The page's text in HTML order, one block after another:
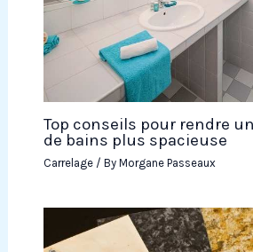
Top conseils pour rendre
de bains plus spacieuse
Carrelage/ By Morgane Passeaux